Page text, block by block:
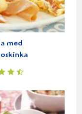
med